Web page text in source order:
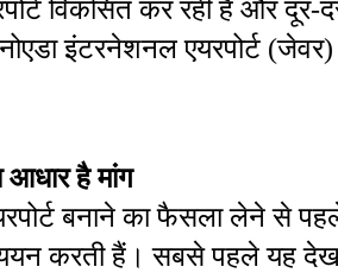
विकसित कर रही है और
इंटरनेशनल एयरपोर्ट
आधार है मांग
बनाने का फैसला लेने से
करती हैं। सबसे पहले यह देखा